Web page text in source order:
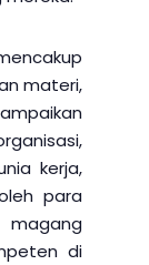
materi,
kerja,
para
di